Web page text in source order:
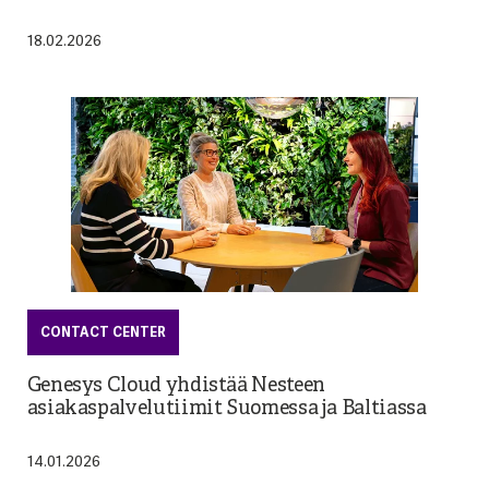
18.02.2026
CONTACT CENTER
Genesys Cloud yhdistää Nesteen
asiakaspalvelutiimit Suomessa ja Baltiassa
14.01.2026
PILVIPALVELUT
Yläpilvestä konkretiaan -tapahtumassa pilvi
tuotiin arjen päätöksiksi
08.04.2026
LEHDISTÖTIEDOTE
Advania Finland voitti GÉANT OCRE -
puitesopimuksen Oracle -pilvipalveluiden
(OCI) toimittamisesta korkeakouluille
03.04.2025